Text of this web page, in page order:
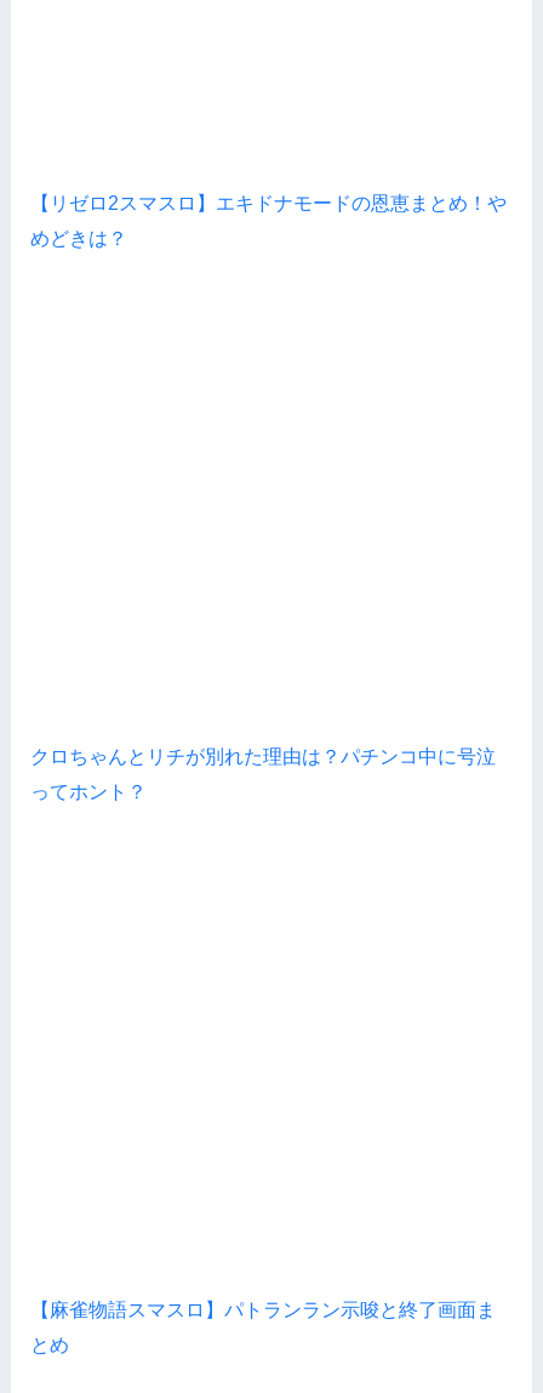
【リゼロ2スマスロ】エキドナモードの恩恵まとめ！や
めどきは？
クロちゃんとリチが別れた理由は？パチンコ中に号泣
ってホント？
【麻雀物語スマスロ】パトランラン示唆と終了画面ま
とめ